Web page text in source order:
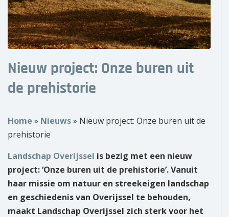
Over ons
Wie zijn wij?
Nieuw project: Onze buren uit
de prehistorie
Home » Nieuws» Nieuw project: Onze buren uit de
prehistorie
Landschap Overijssel is bezig met een nieuw
project: ‘Onze buren uit de prehistorie’. Vanuit
haar missie om natuur en streekeigen landschap
en geschiedenis van Overijssel te behouden,
maakt Landschap Overijssel zich sterk voor het